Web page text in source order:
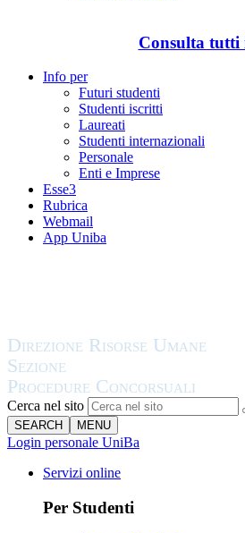
Consulta tutti
Info per
Futuri studenti
Studenti iscritti
Laureati
Studenti internazionali
Personale
Enti e Imprese
Esse3
Rubrica
Webmail
App Uniba
Cerca nel sito
SEARCH MENU
Login personale UniBa
Servizi online
Per Studenti